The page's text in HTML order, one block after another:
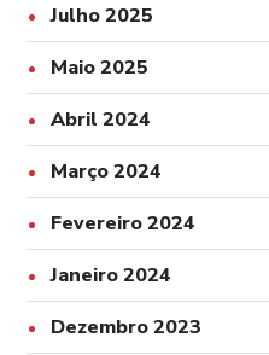
Julho 2025
Maio 2025
Abril 2024
Março 2024
Fevereiro 2024
Janeiro 2024
Dezembro 2023